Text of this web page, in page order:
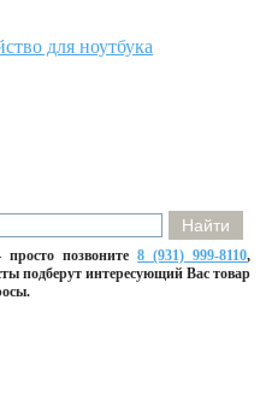
для ноутбука
просто позвоните8 (931) 999-8110,
подберут интересующий Вас товар